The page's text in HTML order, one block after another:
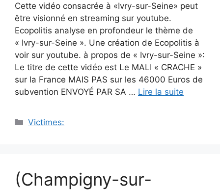
Cette vidéo consacrée à «Ivry-sur-Seine» peut
être visionné en streaming sur youtube.
Ecopolitis analyse en profondeur le thème de
« Ivry-sur-Seine ». Une création de Ecopolitis à
voir sur youtube. à propos de « Ivry-sur-Seine »:
Le titre de cette vidéo est Le MALI « CRACHE »
sur la France MAIS PAS sur les 46000 Euros de
subvention ENVOYÉ PAR SA … Lire la suite
Catégories
Victimes:
(Champigny-sur-